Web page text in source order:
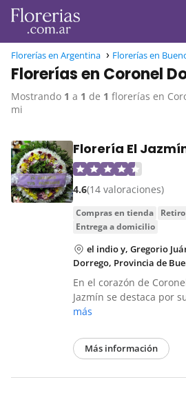
Florerías en Argentina Florerías en
Florerías en Coronel
Mostrando 1 a 1 de 1 florerías en
mi
Florería El
4.6(14 valoraciones)
compras en tienda
entrega a domicilio
el indio y, Gregorio
Dorrego, Provincia de
En el corazón de
Jazmín se destaca por
más
Más información